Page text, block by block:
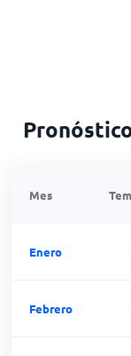
Mes
Enero
Febrero